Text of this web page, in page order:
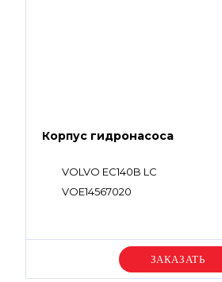
Корпус гидронасоса
VOLVO EC140B LC
VOE14567020
Уточняйте цену